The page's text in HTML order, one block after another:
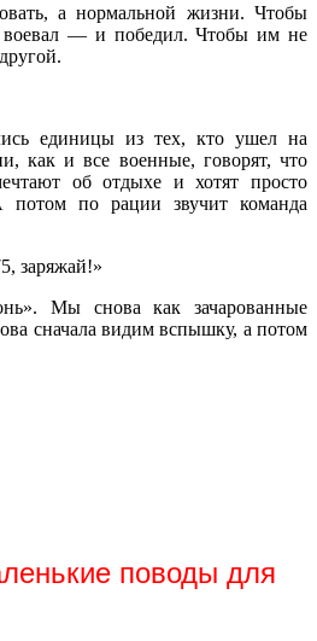
а нормальной жизни. Чтобы
воевал — и победил. Чтобы им не
единицы из тех, кто ушел на
как и все военные, говорят, что
об отдыхе и хотят просто
потом по рации звучит команда
заряжай!»
Мы снова как зачарованные
сначала видим вспышку, а потом
поводы для